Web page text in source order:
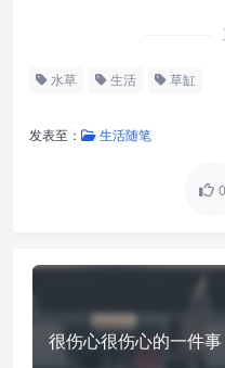
水草 生活 草缸
发表至： 生活随笔
0
很伤心很伤心的一件事